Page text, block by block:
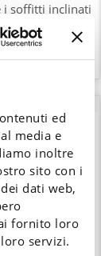
ed
media e
inoltre
sito con i
dati web,
fornito loro
servizi.
i soffitti inclinati
perfetta
tenere in ordine
e
o pannello
legno
ridotte
Ogni letto è
finiture, e